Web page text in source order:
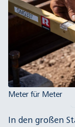
Meter für Meter
In den großen